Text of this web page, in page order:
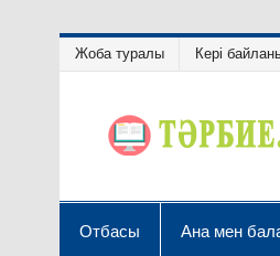
Жоба туралы Кері
Отбасы Ана мен